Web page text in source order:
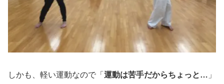
しかも、軽い運動なので「 運動は苦手だからちょっと… 」